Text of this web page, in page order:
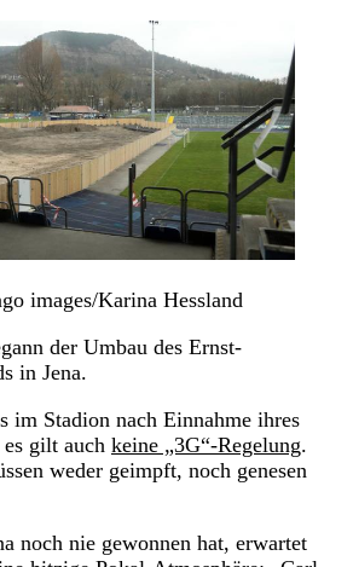
images/Karina Hessland
der Umbau des Ernst-
in Jena.
im Stadion nach Einnahme ihres
gilt auch keine „3G“-Regelung.
weder geimpft, noch genesen
noch nie gewonnen hat, erwartet